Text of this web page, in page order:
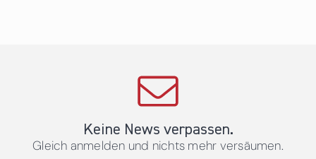
Keine News verpassen.
Gleich anmelden und nichts mehr versäumen.